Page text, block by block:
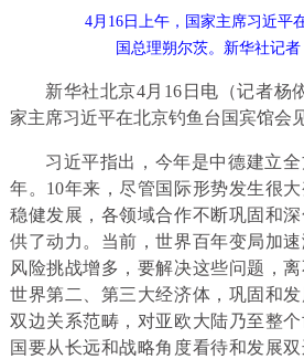
4月16日上午，国家主席习近平
国总理朔尔茨。新华社记
新华社北京4月16日电（记者杨
家主席习近平在北京钓鱼台国宾馆会
习近平指出，今年是中德建立
年。10年来，尽管国际形势发生很
稳健发展，各领域合作不断巩固和
供了动力。当前，世界百年变局加
风险挑战增多，要解决这些问题，
世界第二、第三大经济体，巩固和
双边关系范畴，对亚欧大陆乃至整
国要从长远和战略角度看待和发展